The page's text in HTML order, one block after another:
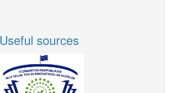
Useful sources